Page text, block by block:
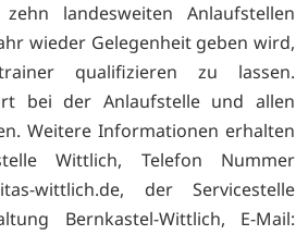
landesweiten Anlaufstellen
wieder Gelegenheit geben wird,
qualifizieren zu lassen.
bei der Anlaufstelle und allen
Weitere Informationen erhalten
Wittlich, Telefon Nummer
wittlich.de, der Servicestelle
Bernkastel-Wittlich, E-Mail: